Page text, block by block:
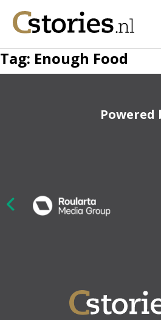
Tag: Enough Food
Powered